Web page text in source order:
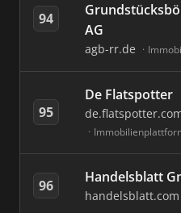
94
AG
agb-rr.de
95
De Flatspotter
96 Handelsblatt
handelsblatt.com